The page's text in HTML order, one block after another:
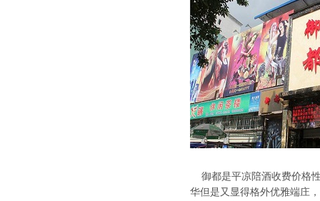
御都是平凉陪酒收费价格
华但是又显得格外优雅端庄